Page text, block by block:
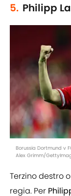
5. Philipp
Borussia Dortmund v
Alex Grimm/
Terzino destro
regia. Per